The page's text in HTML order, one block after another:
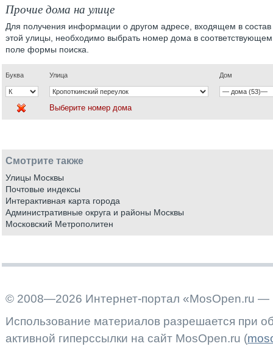
Прочие дома на улице
Для получения информации о другом адресе, входящем в состав
этой улицы, необходимо выбрать номер дома в соответствующем
поле формы поиска.
Буква Улица Дом
Выберите номер дома
Смотрите также
Улицы Москвы
Почтовые индексы
Интерактивная карта города
Административные округа и районы Москвы
Московский Метрополитен
© 2008—2026 Интернет-портал «MosOpen.ru —
Использование материалов разрешается при
активной гиперссылки на сайт MosOpen.ru (